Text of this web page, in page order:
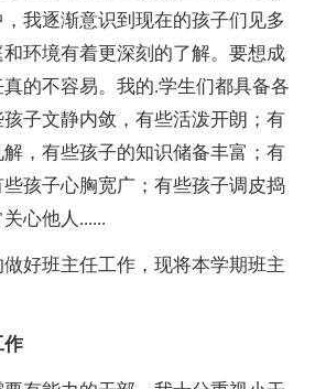
我逐渐意识到现在的孩子们见多
环境有着更深刻的了解。要想成
的不容易。我的.学生们都具备各
子文静内敛，有些活泼开朗；有
，有些孩子的知识储备丰富；有
孩子心胸宽广；有些孩子调皮捣
心他人......
班主任工作，现将本学期班主